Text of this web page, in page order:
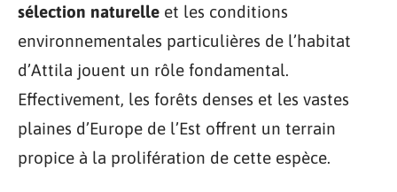
sélection naturelle et les conditions
environnementales particulières de l’habitat
d’Attila jouent un rôle fondamental.
Effectivement, les forêts denses et les vastes
plaines d’Europe de l’Est offrent un terrain
propice à la prolifération de cette espèce.